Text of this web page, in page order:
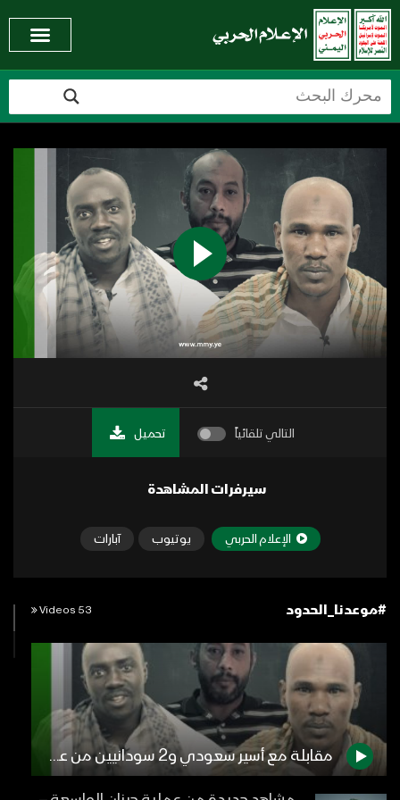
التالي تلقائياً تحميل
سيرفرات المشاهدة
الإعلام الحربي يوتيوب آبارات
#موعدنا_الحدود 53 Videos
مقابلة مع أسير سعودي و2 سودانيين من عملية جيزان الواسعة ورسائلهم لتحالف العدوان